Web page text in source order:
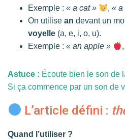
Exemple : « a cat » ,« a
On utilise an devant un
voyelle (a, e, i, o, u).
Exemple : « an apple »
Astuce : Écoute bien le son de
Si ça commence par un son de
L’article défini :
Quand l’utiliser ?